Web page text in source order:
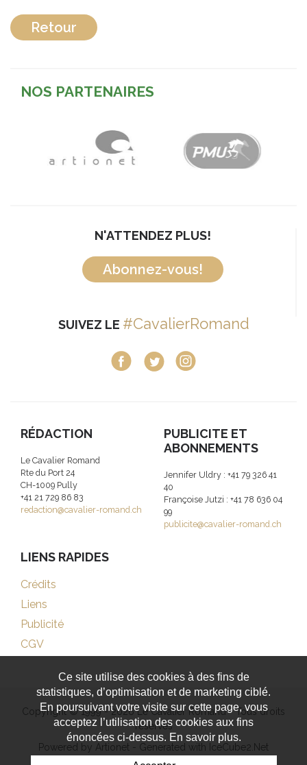
Retour
NOS PARTENAIRES
N'ATTENDEZ PLUS!
Abonnez-vous!
SUIVEZ LE #CavalierRomand
RÉDACTION
Le Cavalier Romand
Rte du Port 24
CH-1009 Pully
+41 21 729 86 83
redaction@cavalier-romand.ch
PUBLICITE ET
ABONNEMENTS
Jennifer Uldry : +41 79 326 41
40
Françoise Jutzi : +41 78 636 04
99
publicite@cavalier-romand.ch
LIENS RAPIDES
Crédits
Liens
Publicité
CGV
Copyright © 1999 - 2026 Le Cavalier Romand - Tous droits
réservés
Powered by Artionet - Generated with IceCube2.Net
Ce site utilise des cookies à des fins de
statistiques, d’optimisation et de marketing ciblé.
En poursuivant votre visite sur cette page, vous
acceptez l’utilisation des cookies aux fins
énoncées ci-dessus. En savoir plus.